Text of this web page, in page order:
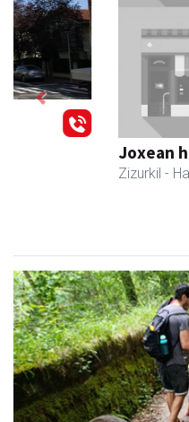
Joxean harategia
- Harategiak
Previous